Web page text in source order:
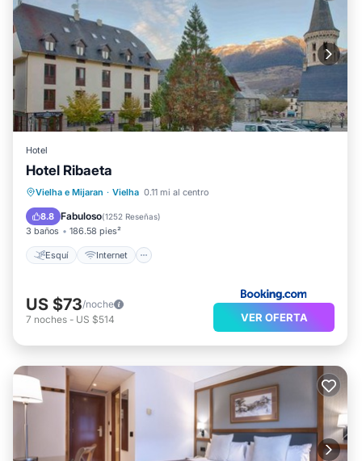
Hotel
Hotel Ribaeta
Vielha e Mijaran · Vielha 0.11 mi al centro
8.8 Fabuloso(1252 Reseñas)
3 baños 186.58 pies²
Esquí Internet
Esquí
Internet
Se admiten mascotas
US $73/noche
7 noches - US $514 VER OFERTA